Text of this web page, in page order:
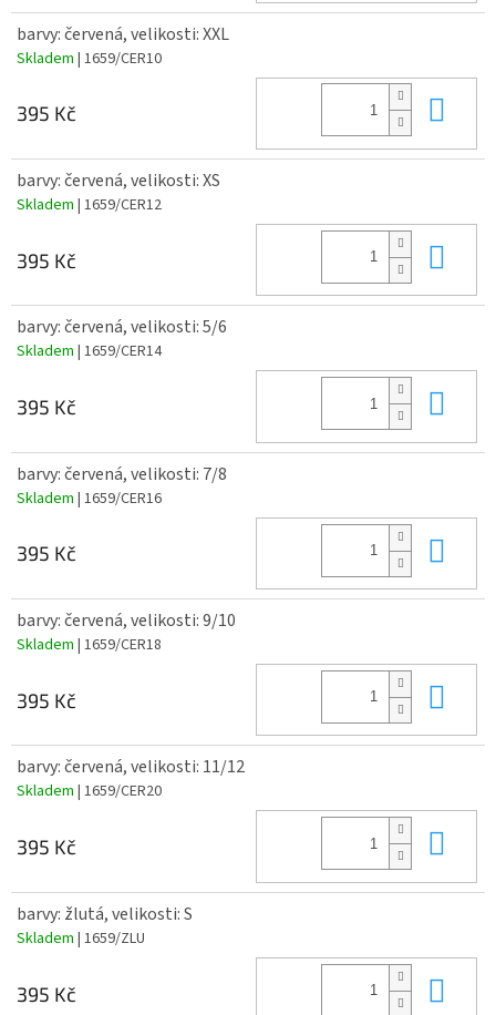
barvy: červená, velikosti: XXL
Skladem | 1659/CER10
395 Kč
barvy: červená, velikosti: XS
Skladem | 1659/CER12
395 Kč
barvy: červená, velikosti: 5/6
Skladem | 1659/CER14
395 Kč
barvy: červená, velikosti: 7/8
Skladem | 1659/CER16
395 Kč
barvy: červená, velikosti: 9/10
Skladem | 1659/CER18
395 Kč
barvy: červená, velikosti: 11/12
Skladem | 1659/CER20
395 Kč
barvy: žlutá, velikosti: S
Skladem | 1659/ZLU
395 Kč